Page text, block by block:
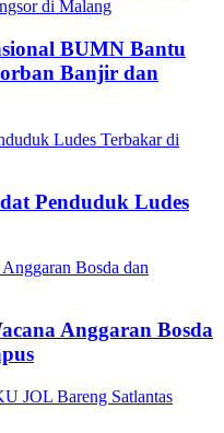
BUMN Bantu
Banjir dan
Penduduk Ludes
Anggaran Bosda